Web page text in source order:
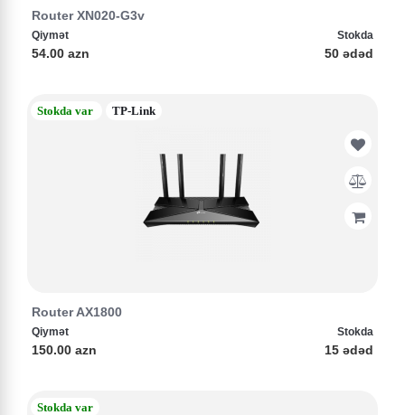
Router XN020-G3v
Qiymət
54.00 azn
Stokda
50 ədəd
Stokda var TP-Link
Router AX1800
Qiymət
150.00 azn
Stokda
15 ədəd
Stokda var